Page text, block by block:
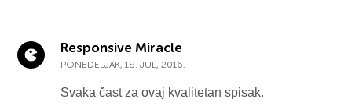
Responsive Miracle
PONEDELJAK, 18. JUL, 2016.
Svaka čast za ovaj kvalitetan spisak.